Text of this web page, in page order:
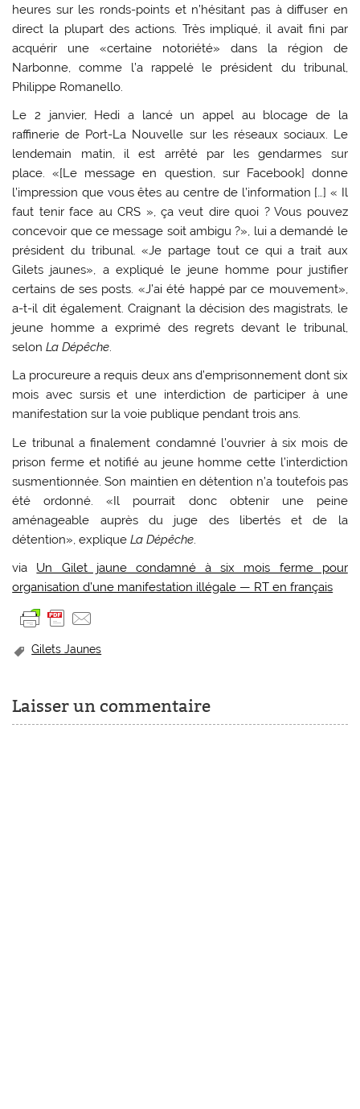
heures sur les ronds-points et n’hésitant pas à diffuser en
direct la plupart des actions. Très impliqué, il avait fini par
acquérir une «certaine notoriété» dans la région de
Narbonne, comme l’a rappelé le président du tribunal,
Philippe Romanello.
Le 2 janvier, Hedi a lancé un appel au blocage de la
raffinerie de Port-La Nouvelle sur les réseaux sociaux. Le
lendemain matin, il est arrêté par les gendarmes sur
place. «[Le message en question, sur Facebook] donne
l’impression que vous êtes au centre de l’information […] « Il
faut tenir face au CRS », ça veut dire quoi ? Vous pouvez
concevoir que ce message soit ambigu ?», lui a demandé le
président du tribunal. «Je partage tout ce qui a trait aux
Gilets jaunes», a expliqué le jeune homme pour justifier
certains de ses posts. «J’ai été happé par ce mouvement»,
a-t-il dit également. Craignant la décision des magistrats, le
jeune homme a exprimé des regrets devant le tribunal,
selonLa Dépêche.
La procureure a requis deux ans d’emprisonnement dont six
mois avec sursis et une interdiction de participer à une
manifestation sur la voie publique pendant trois ans.
Le tribunal a finalement condamné l’ouvrier à six mois de
prison ferme et notifié au jeune homme cette l’interdiction
susmentionnée. Son maintien en détention n’a toutefois pas
été ordonné. «Il pourrait donc obtenir une peine
aménageable auprès du juge des libertés et de la
détention», expliqueLa Dépêche.
via Un Gilet jaune condamné à six mois ferme pour
organisation d’une manifestation illégale — RT en français
Gilets Jaunes
Laisser un commentaire